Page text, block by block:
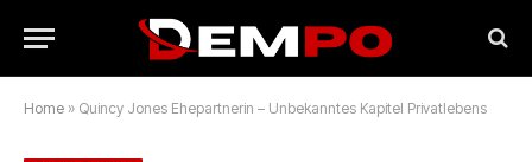
Home » Quincy Jones Ehepartnerin – Unbekanntes Kapitel Privatlebens